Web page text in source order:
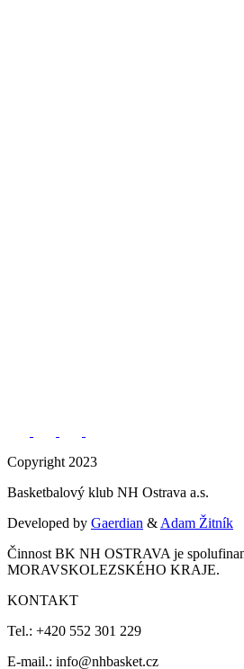
Copyright 2023
Basketbalový klub NH Ostrava a.s.
Developed by Gaerdian & Adam Žitník
Činnost BK NH OSTRAVA je
MORAVSKOLEZSKÉHO KRAJE.
KONTAKT
Tel.: +420 552 301 229
E-mail.: info@nhbasket.cz